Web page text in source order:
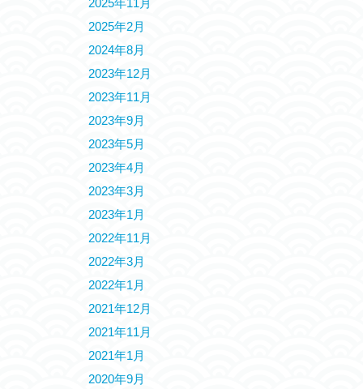
2025年11月
2025年2月
2024年8月
2023年12月
2023年11月
2023年9月
2023年5月
2023年4月
2023年3月
2023年1月
2022年11月
2022年3月
2022年1月
2021年12月
2021年11月
2021年1月
2020年9月